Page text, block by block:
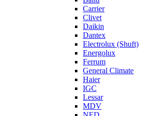
Carrier
Clivet
Daikin
Dantex
Electrolux (Shuft)
Energolux
Ferrum
General Climate
Haier
IGC
Lessar
MDV